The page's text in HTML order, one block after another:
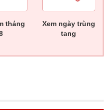
tháng
Xem ngày trùng
tang